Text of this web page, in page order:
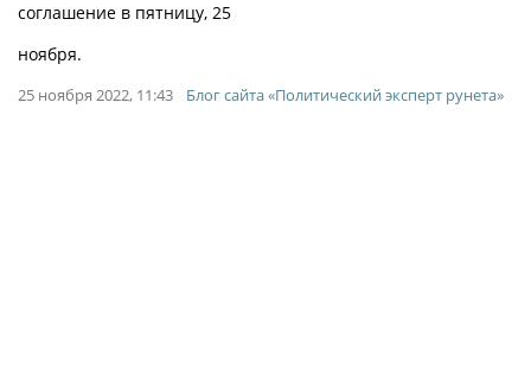
соглашение в пятницу, 25
ноября.
25 ноября 2022, 11:43 Блог сайта «Политический эксперт рунета»